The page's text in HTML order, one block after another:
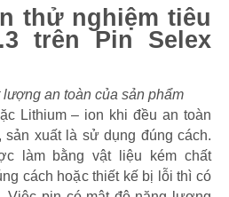
thử nghiệm tiêu
trên Pin Selex
an toàn của sản phẩm
Lithium – ion khi đều an toàn
xuất là sử dụng đúng cách.
làm bằng vật liệu kém chất
cách hoặc thiết kế bị lỗi thì có